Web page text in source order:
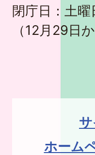
閉庁日：土
（12月29日
ホーム